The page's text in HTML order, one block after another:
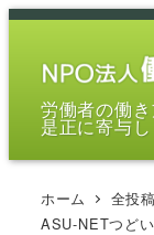
メ
労働者の働
是正に寄与
ホーム 全投
ASU-NETつど